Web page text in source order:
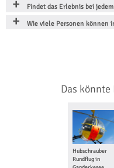
Findet das Erlebnis bei
Wie viele Personen können
Das
Hubschrauber
Rundflug in